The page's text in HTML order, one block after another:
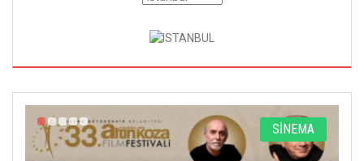
SİNEMA